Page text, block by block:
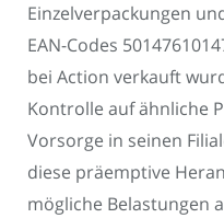
Einzelverpackungen
EAN-Codes
bei Action verkauft
Kontrolle auf ähnliche
Vorsorge in seinen
diese präemptive
mögliche Belastungen